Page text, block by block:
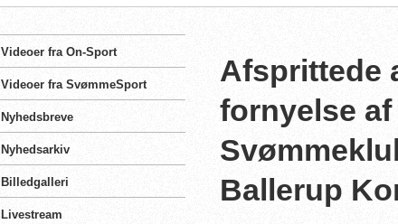
Videoer fra On-Sport
Videoer fra SvømmeSport
Nyhedsbreve
Nyhedsarkiv
Billedgalleri
Livestream
Afsprittede
fornyelse
Ballerup